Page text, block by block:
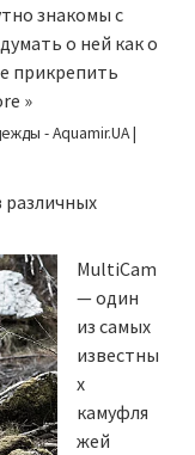
знакомы с
о ней как о
прикрепить
»
- Aquamir.UA|
MultiCam
— один
из самых
известны
х
камуфля
жей